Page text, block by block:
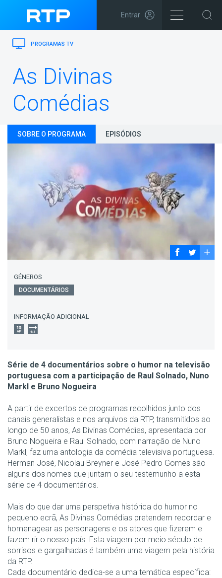
Entrar
PROGRAMAS TV
As Divinas
Comédias
SOBRE O PROGRAMA EPISÓDIOS
GÉNEROS
DOCUMENTÁRIOS
INFORMAÇÃO ADICIONAL
Série de 4 documentários sobre o humor na televisão
portuguesa com a participação de Raul Solnado, Nuno
Markl e Bruno Nogueira
A partir de excertos de programas recolhidos junto dos
canais generalistas e nos arquivos da RTP, transmitidos ao
longo de 50 anos, As Divinas Comédias, apresentada por
Bruno Nogueira e Raul Solnado, com narração de Nuno
Markl, faz uma antologia da comédia televisiva portuguesa.
Herman José, Nicolau Breyner e José Pedro Gomes são
alguns dos nomes que juntam o seu testemunho a esta
série de 4 documentários.
Mais do que dar uma perspetiva histórica do humor no
pequeno ecrã, As Divinas Comédias pretendem recordar e
homenagear as personagens e os atores que fizerem e
fazem rir o nosso país. Esta viagem por meio século de
sorrisos e gargalhadas é também uma viagem pela história
da RTP.
Cada documentário dedica-se a uma temática específica: